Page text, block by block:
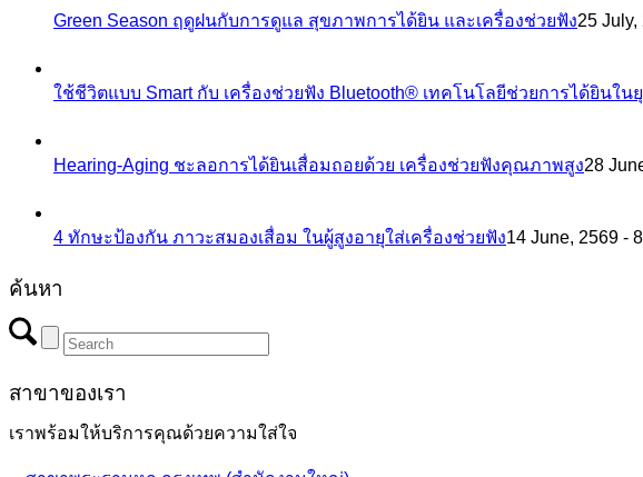
Green Season ฤดูฝนกับการดูแล สุขภาพการได้ยิน และเครื่องช่วยฟัง25 July,
ใช้ชีวิตแบบ Smart กับ เครื่องช่วยฟัง Bluetooth® เทคโนโลยีช่วยการได้ยินใน
Hearing-Aging ชะลอการได้ยินเสื่อมถอยด้วย เครื่องช่วยฟังคุณภาพสูง28
4 ทักษะป้องกัน ภาวะสมองเสื่อม ในผู้สูงอายุใส่เครื่องช่วยฟัง14 June, 2569 -
ค้นหา
สาขาของเรา
เราพร้อมให้บริการคุณด้วยความใส่ใจ